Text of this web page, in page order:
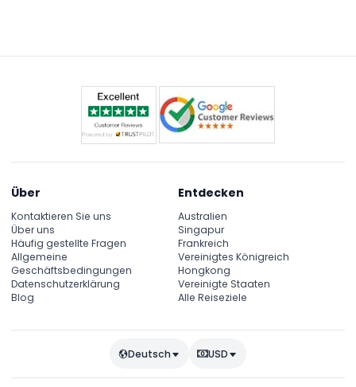
Badehaus der Winde schlendern.
Über
Kontaktieren Sie uns
Über uns
Häufig gestellte Fragen
Allgemeine
Geschäftsbedingungen
Datenschutzerklärung
Blog
Entdecken
Australien
Singapur
Frankreich
Vereinigtes Königreich
Hongkong
Vereinigte Staaten
Alle Reiseziele
Deutsch USD